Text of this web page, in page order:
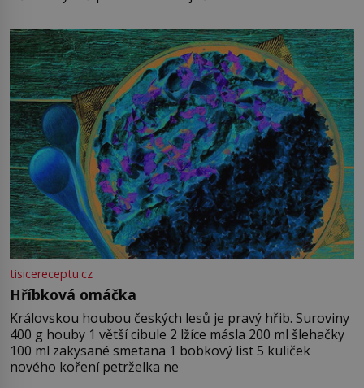
tisicereceptu.cz
Hříbková omáčka
Královskou houbou českých lesů je pravý hřib. Suroviny
400 g houby 1 větší cibule 2 lžíce másla 200 ml šlehačky
100 ml zakysané smetana 1 bobkový list 5 kuliček
nového koření petrželka ne